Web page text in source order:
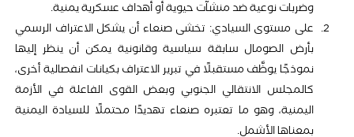
وضربات نوعية ضد منشآت حيوية أو أهداف عسكرية يمنية.
على مستوى السيادي: تخشى صنعاء أن يشكل الاعتراف الرسمي
بأرض الصومال سابقة سياسية وقانونية يمكن أن ينظر إليها
نموذجًا يوظَّف مستقبلًا في تبرير الاعتراف بكيانات انفصالية أخرى،
كالمجلس الانتقالي الجنوبي وبعض القوى الفاعلة في الأزمة
اليمنية، وهو ما تعتبره صنعاء تهديدًا محتملًا للسيادة اليمنية
بمعناها الأشمل.